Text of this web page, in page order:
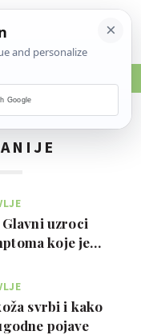
uzroci
koje je
svrbi i kako
pojave
Google